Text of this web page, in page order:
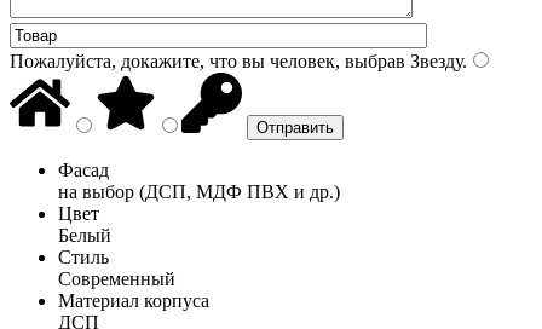
Пожалуйста, докажите, что вы человек, выбрав Звезду.
Фасад
на выбор (ДСП, МДФ ПВХ и др.)
Цвет
Белый
Стиль
Современный
Материал корпуса
ДСП